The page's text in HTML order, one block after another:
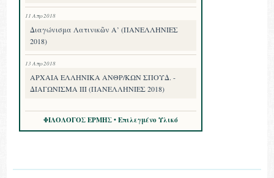
11 Απρ 2018
Διαγώνισμα Λατινικῶν Α’ (ΠΑΝΕΛΛΗΝΙΕΣ
2018)
13 Απρ 2018
ΑΡΧΑΙΑ ΕΛΛΗΝΙΚΑ ΑΝΘΡ/ΚΩΝ ΣΠΟΥΔ. -
ΔΙΑΓΩΝΙΣΜΑ III (ΠΑΝΕΛΛΗΝΙΕΣ 2018)
ΦΙΛΟΛΟΓΟΣ ΕΡΜΗΣ • Επιλεγμένο Υλικό